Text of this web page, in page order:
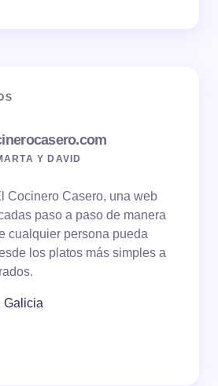
Y DAVID
Cocinero Casero, una web
paso a paso de manera
cualquier persona pueda
los platos más simples a
Galicia